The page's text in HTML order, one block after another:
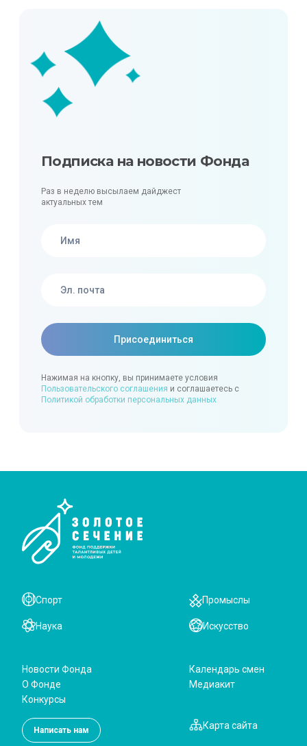
Подписка на новости Фонда
Раз в неделю высылаем дайджест
актуальных тем
Нажимая на кнопку, вы принимаете условия
Пользовательского соглашения и соглашаетесь с
Политикой обработки персональных данных
Наука
Спорт
Искусство
Промыслы
Карта сайта
Написать нам
Новости Фонда
О Фонде
Конкурсы
Календарь смен
Медиакит